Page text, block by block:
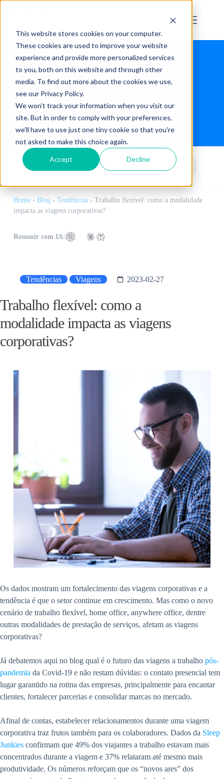
This website stores cookies on your computer.
These cookies are used to improve your website
experience and provide more personalized services
to you, both on this website and through other
media. To find out more about the cookies we use,
see our Privacy Policy.
We won't track your information when you visit our
site. But in order to comply with your preferences,
we'll have to use just one tiny cookie so that you're
not asked to make this choice again.
Accept Decline
Blog
Home› Blog› Tendências› Trabalho flexível: como a modalidade
impacta as viagens corporativas?
Resumir com IA:
Tendências Viagens 2023-02-27
Trabalho flexível: como a
modalidade impacta as viagens
corporativas?
Os dados mostram um fortalecimento das viagens corporativas e a
tendência é que o setor continue em crescimento. Mas como o novo
cenário de trabalho flexível, home office, anywhere office, dentre
outras modalidades de prestação de serviços, afetam as viagens
corporativas?
Já debatemos aqui no blog qual é o futuro das viagens a trabalho pós-
pandemia da Covid-19 e não restam dúvidas: o contato presencial tem
lugar garantido na rotina das empresas, principalmente para encantar
clientes, fortalecer parcerias e consolidar marcas no mercado.
Afinal de contas, estabelecer relacionamentos durante uma viagem
corporativa traz frutos também para os colaboradores. Dados da Sleep
Junkies confirmam que 49% dos viajantes a trabalho estavam mais
concentrados durante a viagem e 37% relataram até mesmo mais
produtividade. Os números reforçam que os “novos ares” dos